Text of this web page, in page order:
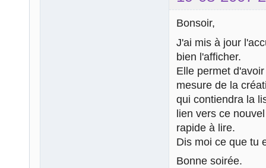
Bonsoir,
J'ai mis à jour
bien l'afficher.
Elle permet
mesure de la
qui contiendra la
lien vers ce
rapide à lire.
Dis moi ce que tu
Bonne soirée.